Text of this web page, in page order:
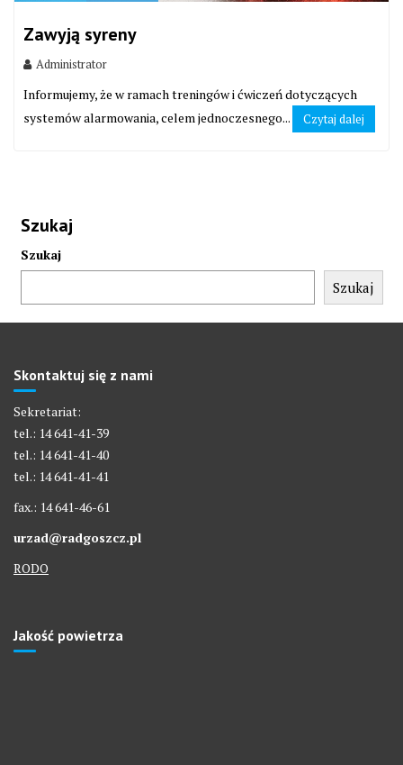
Zawyją syreny
Administrator
Informujemy, że w ramach treningów i ćwiczeń dotyczących
systemów alarmowania, celem jednoczesnego...
Czytaj dalej
Szukaj
Szukaj
Szukaj
Skontaktuj się z nami
Sekretariat:
tel.: 14 641-41-39
tel.: 14 641-41-40
tel.: 14 641-41-41
fax.: 14 641-46-61
urzad@radgoszcz.pl
RODO
Jakość powietrza